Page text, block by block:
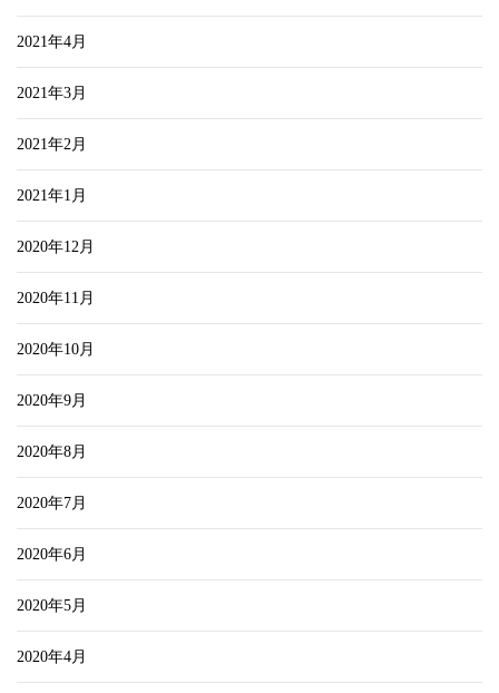
2021年4月
2021年3月
2021年2月
2021年1月
2020年12月
2020年11月
2020年10月
2020年9月
2020年8月
2020年7月
2020年6月
2020年5月
2020年4月